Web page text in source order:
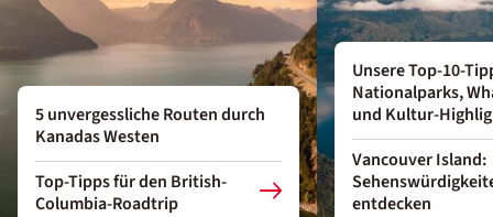
5 unvergessliche Routen durch
Kanadas Westen
Top-Tipps für den British-
Columbia-Roadtrip
Unsere Top-10-
Nationalparks,
und Kultur-
Vancouver Island:
entdecken